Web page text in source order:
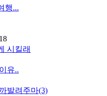
행...
시킬래
유..
발려주마(3)